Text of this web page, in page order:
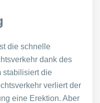
die schnelle
dank des
stabilisiert die
verliert der
eine Erektion. Aber